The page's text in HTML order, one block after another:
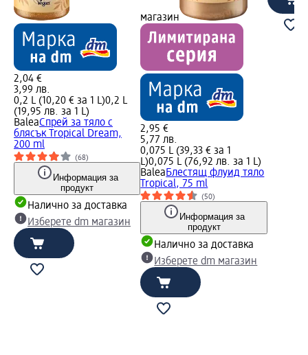
2,04 €
3,99 лв.
0,2 L (10,20 € за 1 L)0,2 L
(19,95 лв. за 1 L)
BaleaСпрей за тяло с
блясък Tropical Dream,
200 ml
(68)
Информация за
продукт
Налично за доставка
Изберете dm магазин
магазин
2,95 €
5,77 лв.
0,075 L (39,33 € за 1
L)0,075 L (76,92 лв. за 1 L)
BaleaБлестящ флуид тяло
Tropical, 75 ml
(50)
Информация за
продукт
Налично за доставка
Изберете dm магазин